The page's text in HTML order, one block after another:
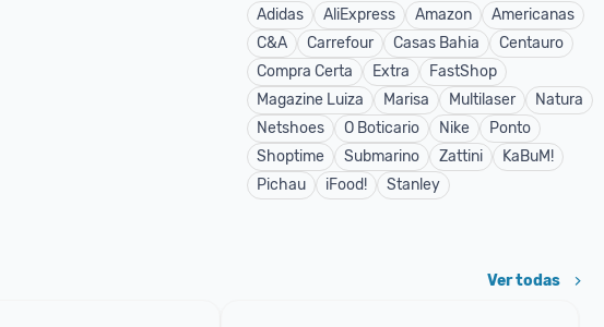
Adidas AliExpress Amazon
Americanas
C&A
Carrefour Casas Bahia
Centauro
Compra Certa
Extra
FastShop
Magazine Luiza
Marisa Multilaser
Natura
Netshoes
O Boticario Nike
Ponto
Shoptime
Submarino Zattini
KaBuM!
Pichau
iFood! Stanley
Ver todas